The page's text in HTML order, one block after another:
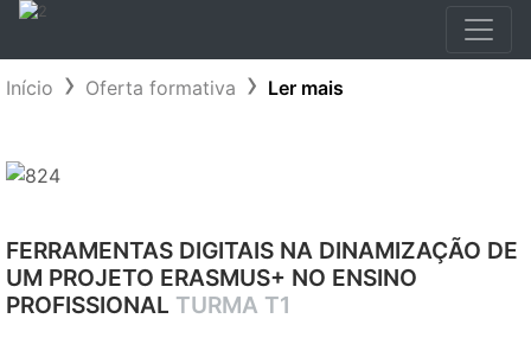
Início Oferta formativa Ler mais
FERRAMENTAS DIGITAIS NA DINAMIZAÇÃO DE
UM PROJETO ERASMUS+ NO ENSINO
PROFISSIONAL TURMA T1